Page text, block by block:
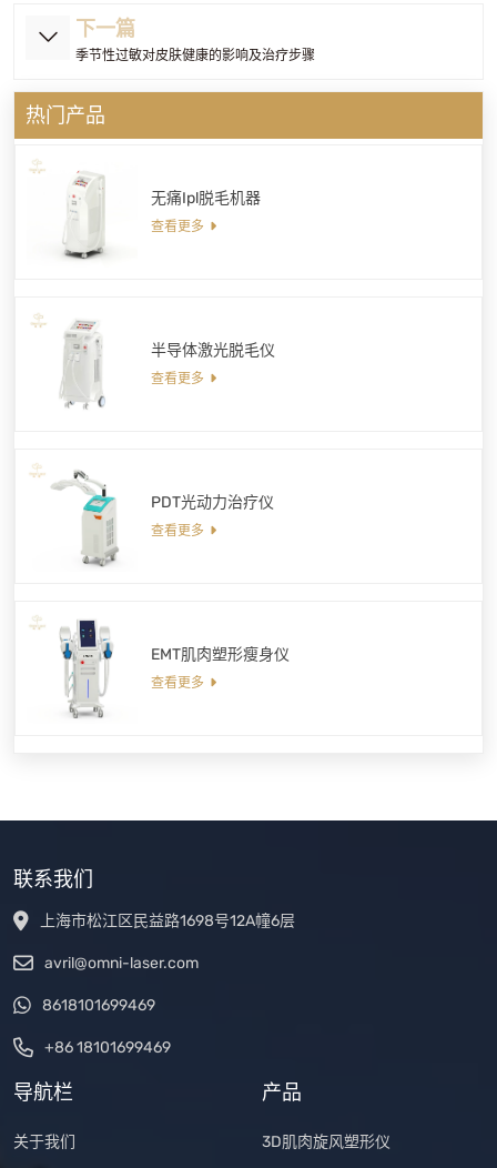
下一篇
季节性过敏对皮肤健康的影响及治疗步骤
热门产品
无痛Ipl脱毛机器
查看更多
半导体激光脱毛仪
查看更多
PDT光动力治疗仪
查看更多
EMT肌肉塑形瘦身仪
查看更多
联系我们
上海市松江区民益路1698号12A幢6层
avril@omni-laser.com
8618101699469
+86 18101699469
导航栏
关于我们
产品
3D肌肉旋风塑形仪